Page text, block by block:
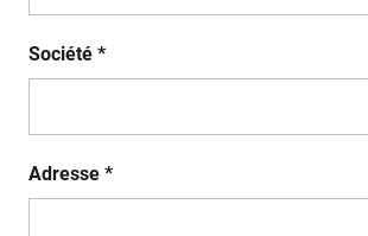
Société *
Adresse *